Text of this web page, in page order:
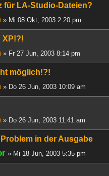
für LA-Studio-Dateien?
» Mi 08 Okt, 2003 2:20 pm
XP!?!
» Fr 27 Jun, 2003 8:14 pm
möglich!?!
» Do 26 Jun, 2003 10:09 am
» Do 26 Jun, 2003 11:41 am
in der Ausgabe
» Mi 18 Jun, 2003 5:35 pm